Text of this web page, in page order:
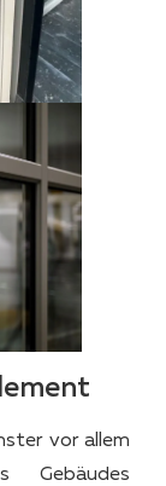
vor allem
Gebäudes